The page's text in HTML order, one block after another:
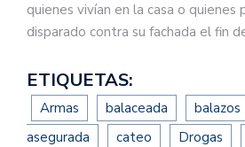
quienes vivían en la casa o quienes
disparado contra su fachada el fin
ETIQUETAS:
Armas balaceada balazos
asegurada
cateo Drogas